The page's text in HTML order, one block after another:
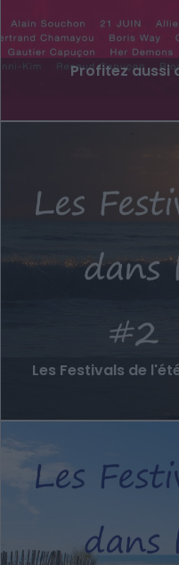
Profitez aussi
Les Festivals de